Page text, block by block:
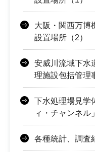
大阪・関西万博
設置場所（2）
安威川流域下水
理施設包括管理
下水処理場見学
ィ・チャンネル」
各種統計、調査